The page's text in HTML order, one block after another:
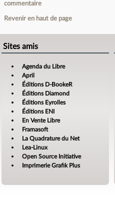
commentaire
Revenir en haut de page
Sites amis
Agenda du Libre
April
Éditions D-BookeR
Éditions Diamond
Éditions Eyrolles
Éditions ENI
En Vente Libre
Framasoft
La Quadrature du Net
Lea-Linux
Open Source Initiative
Imprimerie Grafik Plus